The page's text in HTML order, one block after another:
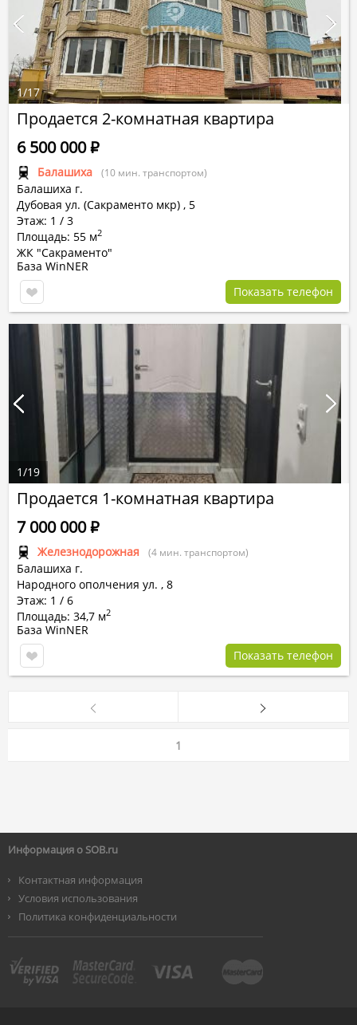
Продается 2-комнатная квартира
Балашиха (10 мин. транспортом)
Балашиха г.
Дубовая ул. (Сакраменто мкр) , 5
Этаж: 1 / 3
Площадь: 55 м2
ЖК "Сакраменто"
6 500 000Р
База WinNER
Показать телефон
1/17
Продается 1-комнатная квартира
Железнодорожная (4 мин. транспортом)
Балашиха г.
Народного ополчения ул. , 8
Этаж: 1 / 6
Площадь: 34,7 м2
7 000 000Р
База WinNER
Показать телефон
1/19
1
Информация о SOB.ru
Контактная информация
Условия использования
Политика конфиденциальности